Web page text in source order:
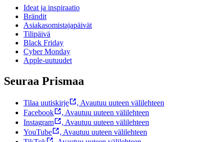
Ideat ja inspiraatio
Brändit
Asiakasomistajapäivät
Tilipäivä
Black Friday
Cyber Monday
Apple-uutuudet
Seuraa Prismaa
Tilaa uutiskirje , Avautuu uuteen välilehteen
Facebook
, Avautuu uuteen välilehteen
Instagram
, Avautuu uuteen välilehteen
YouTube
, Avautuu uuteen välilehteen